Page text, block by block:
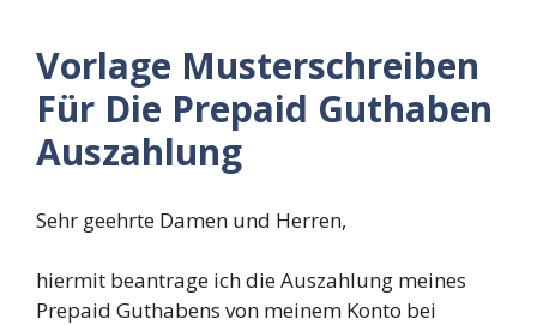
Vorlage Musterschreiben
Für Die Prepaid Guthaben
Auszahlung
Sehr geehrte Damen und Herren,
hiermit beantrage ich die Auszahlung meines
Prepaid Guthabens von meinem Konto bei